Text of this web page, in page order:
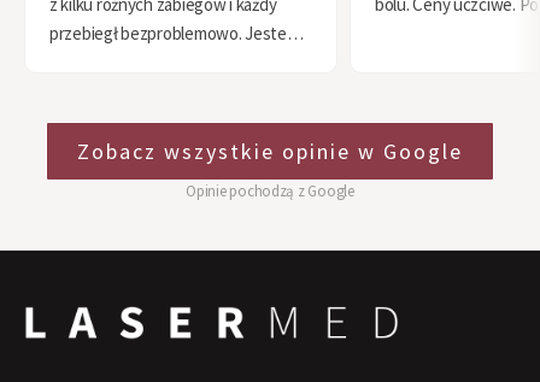
przebiegł bezproblemowo. Jestem
kto się waha!
Zobacz wszystkie opinie w Google
Opinie pochodzą z Google